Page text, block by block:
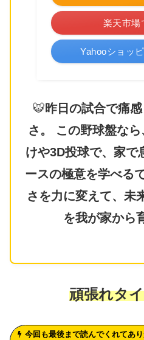
楽天市場
Yahooショッ
🐯昨日の試合で痛
さ。 この野球盤な
けや3D投球で、家で
ースの極意を学べる
さを力に変えて、未
を我が家から
頑張れタ
今回も最後まで読んでくれてあり